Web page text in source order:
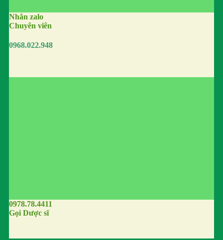
Nhắn zalo
Chuyên viên
0968.022.948
0978.78.4411
Gọi Dược sĩ